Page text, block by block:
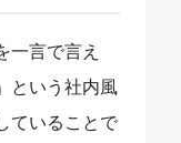
一言で言え
という社内風
ていることで